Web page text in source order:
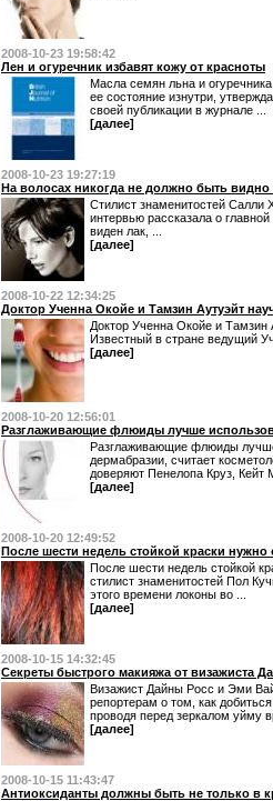
2008-10-23 19:58:42
Лен и огуречник избавят кожу от красноты
Масла семян льна и
ее состояние изнутри,
своей публикации в журнале ...
[далее]
2008-10-23 19:27:19
На волосах никогда не должно быть видно
Стилист знаменитостей Салли
интервью рассказала о
виден лак, ...
[далее]
2008-10-22 12:34:25
Доктор Ученна Окойе и Тамзин Аутуэйт
Доктор Ученна Окойе и Тамзин
Известный в стране ведущий
[далее]
2008-10-20 12:56:01
Разглаживающие флюиды лучше
Разглаживающие флюиды
дермабразии, считает
доверяют Пенелопа Круз, Кейт
[далее]
2008-10-20 12:49:52
После шести недель стойкой краски нужно
После шести недель стойкой
стилист знаменитостей Пол
этого времени локоны во ...
[далее]
2008-10-15 14:32:45
Секреты быстрого макияжа от визажиста
Визажист Дайны Росс и Эми
репортерам о том, как
проводя перед зеркалом уйму
[далее]
2008-10-15 11:43:47
Антиоксиданты должны быть не только в